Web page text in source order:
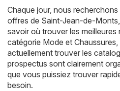
Chaque jour, nous
offres de Saint-Jean-de-
savoir où trouver les meilleures
catégorie Mode et
actuellement trouver les
prospectus sont clairement
que vous puissiez trouver
besoin.